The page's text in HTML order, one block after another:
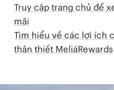
Truy cập trang chủ để
mãi
Tìm hiểu về các lợi ích
thân thiết MeliáRewards